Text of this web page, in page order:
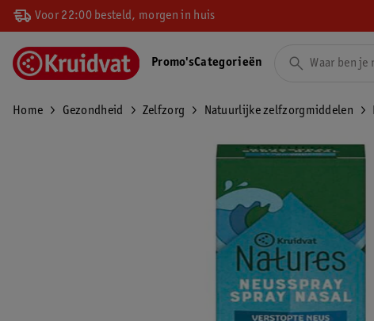
Voor 22:00 besteld, morgen in huis
Promo'sCategorieën
Home Gezondheid Zelfzorg Natuurlijke zelfzorgmiddelen